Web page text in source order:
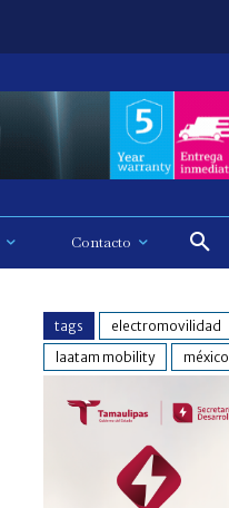
Contacto
tags electromovilidad
laatam mobility
méxico